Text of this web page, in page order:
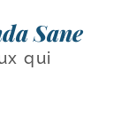
Sane
qui